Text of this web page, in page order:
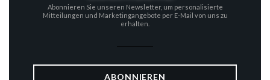
Abonnieren Sie unseren Newsletter, um personalisierte
Mitteilungen und Marketingangebote per E-Mail von uns zu
erhalten.
ABONNIEREN